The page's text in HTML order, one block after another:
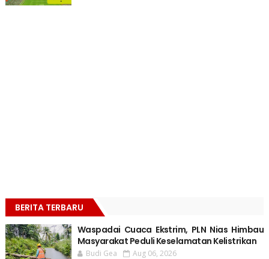
BERITA TERBARU
Waspadai Cuaca Ekstrim, PLN Nias Himbau
Masyarakat Peduli Keselamatan Kelistrikan
Budi Gea Aug 06, 2026